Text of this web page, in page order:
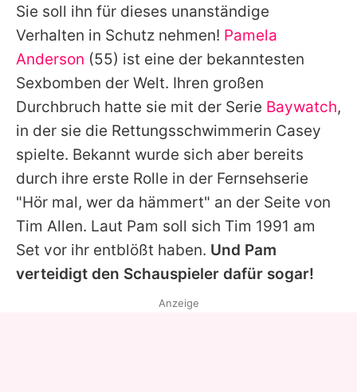
Impressum
Datenschutzerklärung
Nutzungsbedingungen
Utiq verwalten
Sie soll ihn für dieses unanständige
Verhalten in Schutz nehmen! Pamela
Anderson (55) ist eine der bekanntesten
Sexbomben der Welt. Ihren großen
Durchbruch hatte sie mit der Serie Baywatch,
in der sie die Rettungsschwimmerin Casey
spielte. Bekannt wurde sich aber bereits
durch ihre erste Rolle in der Fernsehserie
"Hör mal, wer da hämmert" an der Seite von
Tim Allen. Laut Pam soll sich Tim 1991 am
Set vor ihr entblößt haben. Und Pam
verteidigt den Schauspieler dafür sogar!
Anzeige